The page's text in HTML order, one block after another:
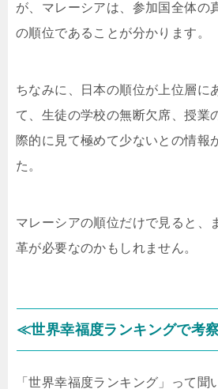
が、マレーシアは、参加国全体の
の順位であることが分かります。
ちなみに、日本の順位が上位層に
て、生徒の学校の無断欠席、授業
際的に見て極めて少ないとの情報
た。
マレーシアの順位だけで見ると、
革が必要なのかもしれません。
≪世界幸福度ランキングで考
「世界幸福度ランキング」って聞